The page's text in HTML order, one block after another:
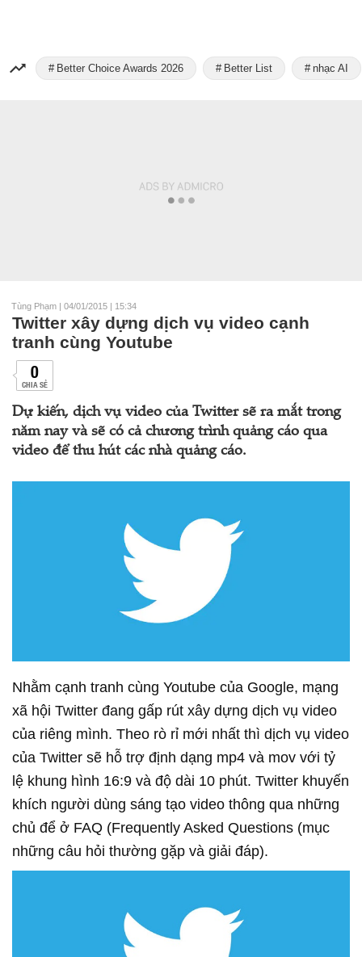
Better Choice Awards 2026 Better List nhạc AI
Tùng Phạm | 04/01/2015 | 15:34
Twitter xây dựng dịch vụ video cạnh
tranh cùng Youtube
0
CHIA SẺ
Dự kiến, dịch vụ video của Twitter sẽ ra mắt trong
năm nay và sẽ có cả chương trình quảng cáo qua
video để thu hút các nhà quảng cáo.
Nhằm cạnh tranh cùng Youtube của Google, mạng
xã hội Twitter đang gấp rút xây dựng dịch vụ video
của riêng mình. Theo rò rỉ mới nhất thì dịch vụ video
của Twitter sẽ hỗ trợ định dạng mp4 và mov với tỷ
lệ khung hình 16:9 và độ dài 10 phút. Twitter khuyến
khích người dùng sáng tạo video thông qua những
chủ để ở FAQ (Frequently Asked Questions (mục
những câu hỏi thường gặp và giải đáp).